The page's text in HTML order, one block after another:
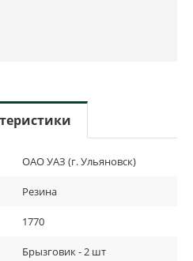
ОАО УАЗ (г. Ульяновск)
Резина
1770
Брызговик - 2 шт